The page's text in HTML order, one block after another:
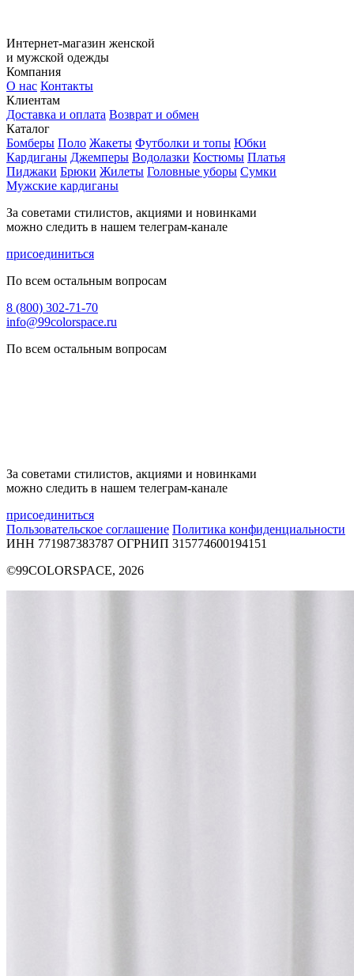
Интернет-магазин женской
и мужской одежды
Компания
О нас Контакты
Клиентам
Доставка и оплата Возврат и обмен
Каталог
Бомберы Поло Жакеты Футболки и топы Юбки
Кардиганы Джемперы Водолазки Костюмы Платья
Пиджаки Брюки Жилеты Головные уборы Сумки
Мужские кардиганы
За советами стилистов, акциями и новинками
можно следить в нашем телеграм-канале
присоединиться
По всем остальным вопросам
8 (800) 302-71-70
info@99colorspace.ru
По всем остальным вопросам
За советами стилистов, акциями и новинками
можно следить в нашем телеграм-канале
присоединиться
Пользовательское соглашение Политика конфиденциальности
ИНН 771987383787 ОГРНИП 315774600194151
©99COLORSPACE, 2026